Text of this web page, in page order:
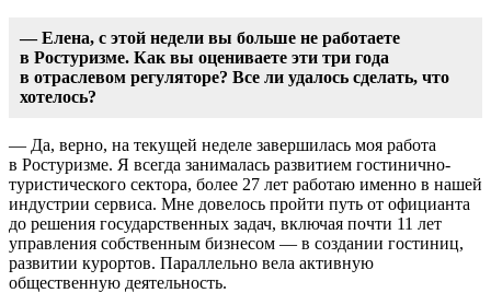
— Елена, с этой недели вы больше не работаете
в Ростуризме. Как вы оцениваете эти три года
в отраслевом регуляторе? Все ли удалось сделать, что
хотелось?
— Да, верно, на текущей неделе завершилась моя работа
в Ростуризме. Я всегда занималась развитием гостинично-
туристического сектора, более 27 лет работаю именно в нашей
индустрии сервиса. Мне довелось пройти путь от официанта
до решения государственных задач, включая почти 11 лет
управления собственным бизнесом — в создании гостиниц,
развитии курортов. Параллельно вела активную
общественную деятельность.